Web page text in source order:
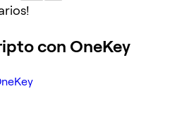
con OneKey